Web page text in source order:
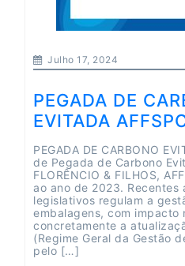
Julho 17, 2024
PEGADA DE
EVITADA
PEGADA DE CARBONO
de Pegada de Carbono
FLORÊNCIO & FILHOS,
ao ano de 2023. Recentes
legislativos regulam a
embalagens, com impacto
concretamente a
(Regime Geral da Gestão
pelo […]